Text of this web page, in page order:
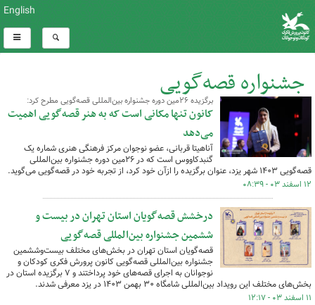
English
جشنواره قصه‌گویی
کل اخبار:261
برگزیده ۲۶مین دوره جشنواره بین‌المللی قصه‌گویی مطرح کرد:
کانون تنها مکانی‌ است که به هنر قصه‌گویی اهمیت
می‌دهد
آناهیتا قربانی، عضو نوجوان مرکز فرهنگی هنری شماره یک
گنبدکاووس است که در ۲۶مین دوره جشنواره بین‌المللی
قصه‌گویی ۱۴۰۳ شهر یزد، عنوان برگزیده را ازآن خود کرد، از تجربه خود در قصه‌گویی می‌گوید.
۱۲ اسفند ۰۳ - ۰۸:۳۹
درخشش قصه‌گویان استان تهران در بیست و
ششمین جشنواره بین‌المللی قصه‌گویی
قصه‌گویان استان تهران در بخش‌های مختلف بیست‌وششمین
جشنواره بین‌المللی قصه‌گویی کانون پرورش فکری کودکان و
نوجوانان به اجرای قصه‌های خود پرداختند و ۷ برگزیده استان در
بخش‌های مختلف این رویداد بین‌المللی شامگاه ۳۰ بهمن ۱۴۰۳ در یزد معرفی شدند.
۱۱ اسفند ۰۳ - ۱۲:۱۷